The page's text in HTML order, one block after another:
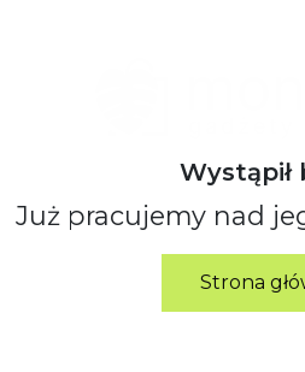
Wystąpił
Już pracujemy nad
Strona